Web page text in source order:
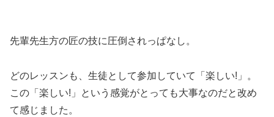
先輩先生方の匠の技に圧倒されっぱなし。
どのレッスンも、生徒として参加していて「楽しい!」。
この「楽しい!」という感覚がとっても大事なのだと改め
て感じました。